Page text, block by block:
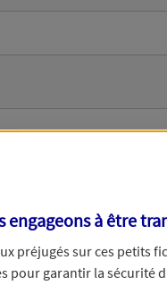
téléphone
engageons à être
préjugés sur ces petits
pour garantir la sécurité